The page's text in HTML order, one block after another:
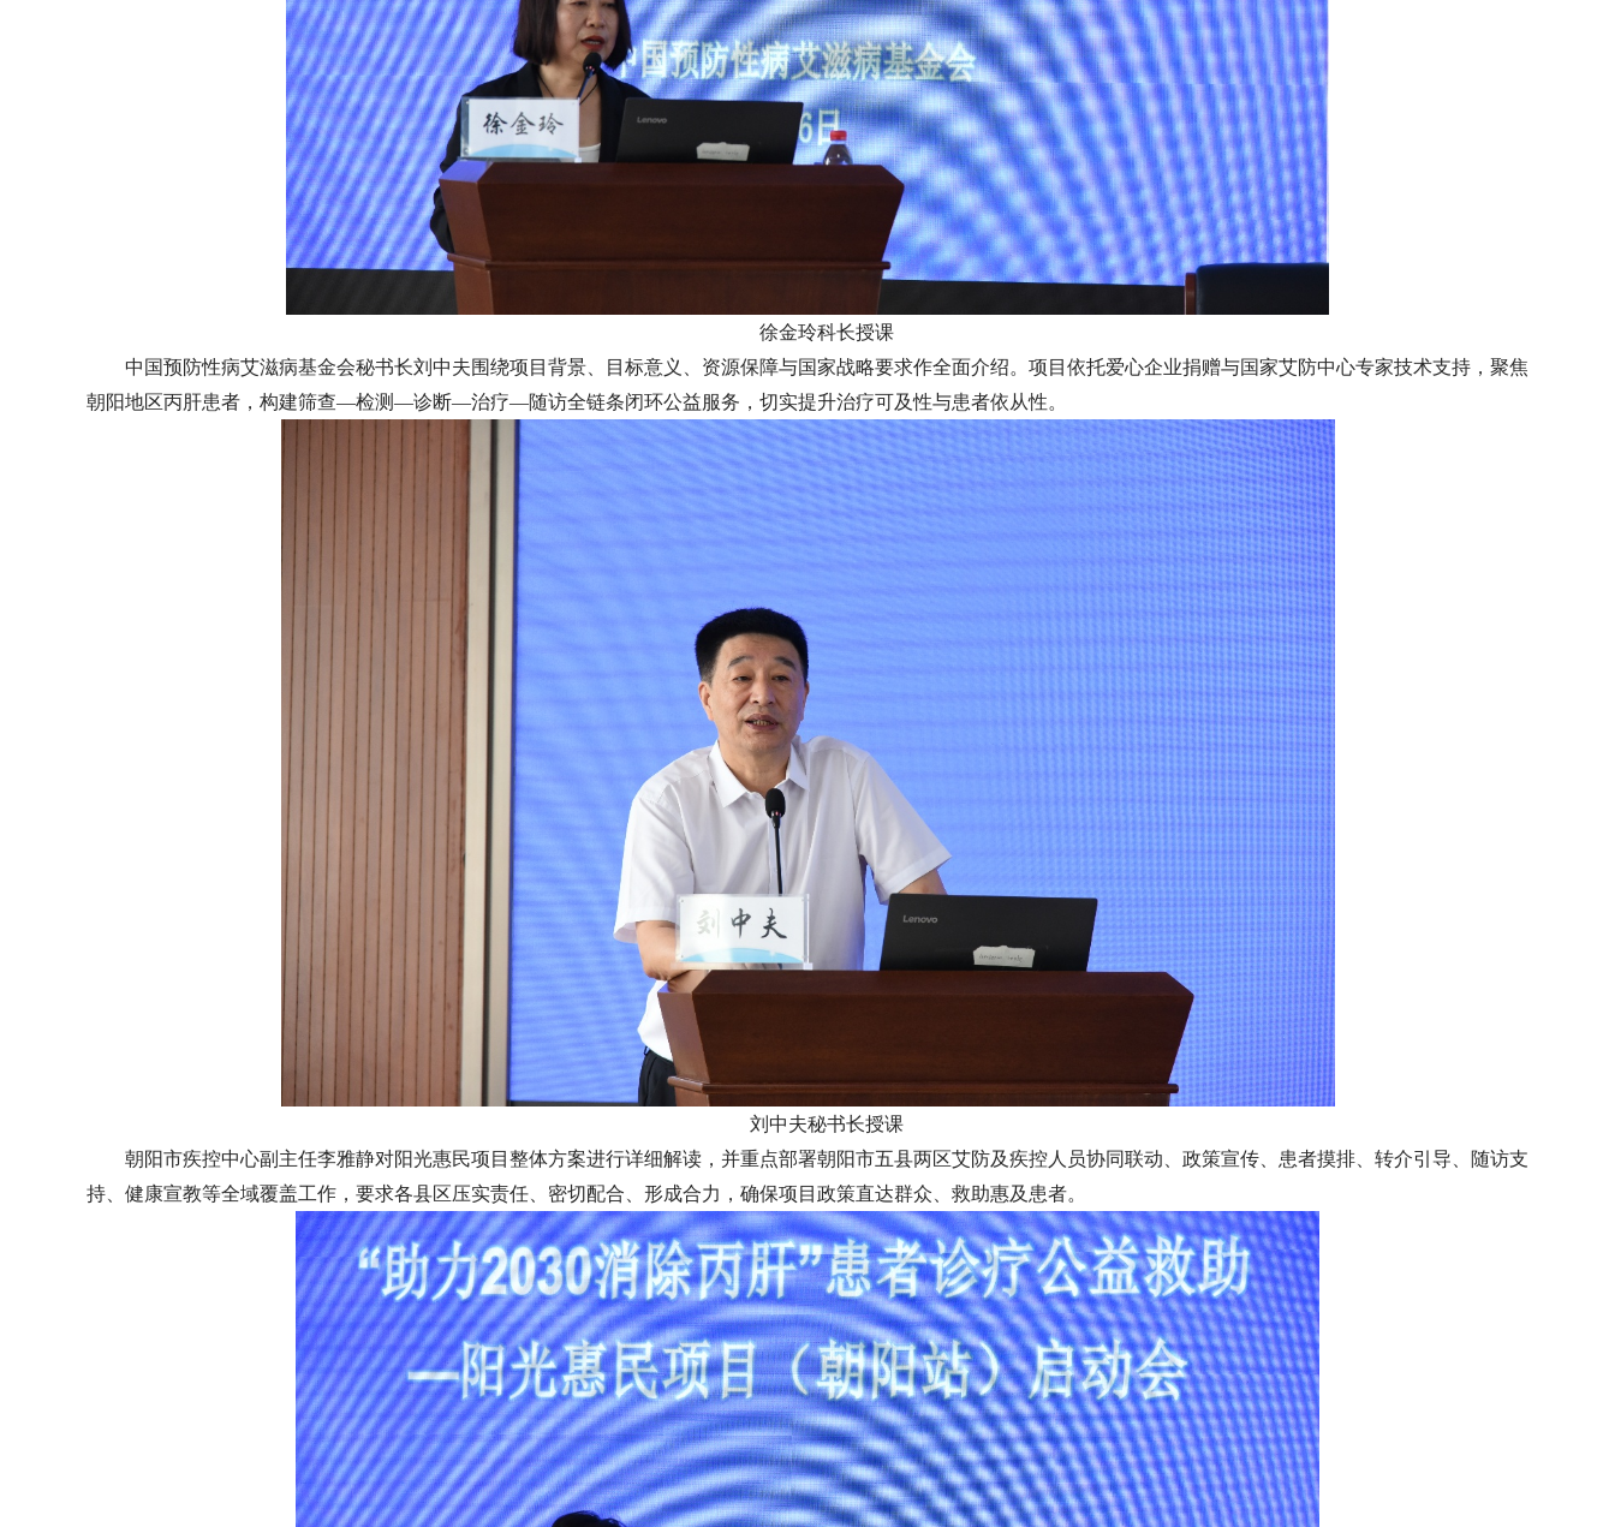
徐金玲科长授课
中国预防性病艾滋病基金会秘书长刘中夫围绕项目背景、目标意义、资源保障与国家战略要求作全面介绍。项目依托爱心企业捐赠与国家艾防中心专家技术支持，聚焦
朝阳地区丙肝患者，构建筛查—检测—诊断—治疗—随访全链条闭环公益服务，切实提升治疗可及性与患者依从性。
刘中夫秘书长授课
朝阳市疾控中心副主任李雅静对阳光惠民项目整体方案进行详细解读，并重点部署朝阳市五县两区艾防及疾控人员协同联动、政策宣传、患者摸排、转介引导、随访支
持、健康宣教等全域覆盖工作，要求各县区压实责任、密切配合、形成合力，确保项目政策直达群众、救助惠及患者。